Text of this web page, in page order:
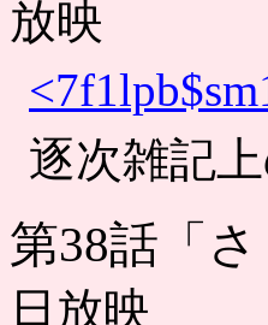
放映
逐次雑記
第38話「
日放映